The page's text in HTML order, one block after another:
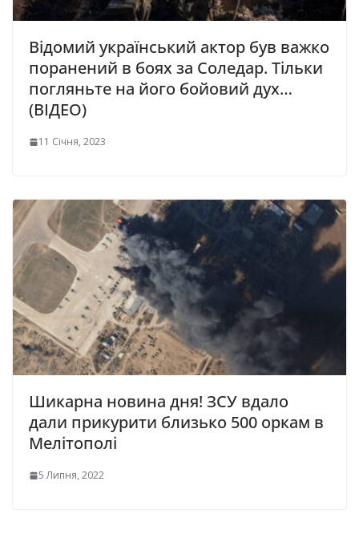
Відомий український актор був важко
поранений в боях за Соледар. Тільки
погляньте на його бойовий дух…
(ВІДЕО)
11 Січня, 2023
Шикарна новина дня! ЗСУ вдало
дали прикурити близько 500 оркам в
Мелітополі
5 Липня, 2022